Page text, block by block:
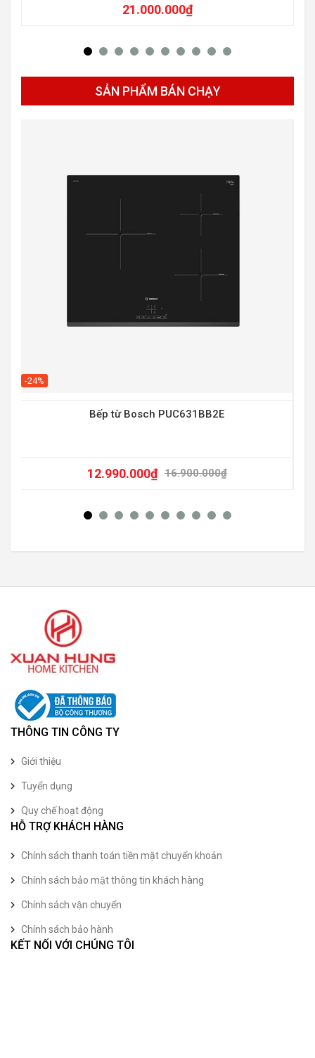
21.000.000₫
SẢN PHẨM BÁN CHẠY
-24%
Bếp từ Bosch PUC631BB2E
16.900.000₫
12.990.000₫
THÔNG TIN CÔNG TY
Giới thiệu
Tuyển dụng
Quy chế hoạt động
HỖ TRỢ KHÁCH HÀNG
Chính sách thanh toán tiền mặt chuyển khoản
Chính sách bảo mật thông tin khách hàng
Chính sách vận chuyển
Chính sách bảo hành
KẾT NỐI VỚI CHÚNG TÔI